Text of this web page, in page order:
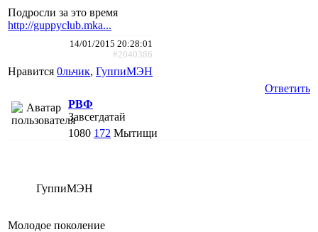
Подросли за это время
http://guppyclub.mka...
14/01/2015 20:28:01
#2040386
Нравится 0льчик, ГуппиМЭН
Ответить
РВФ
Завсегдатай
1080 172 Мытищи
ГуппиМЭН
Молодое поколение